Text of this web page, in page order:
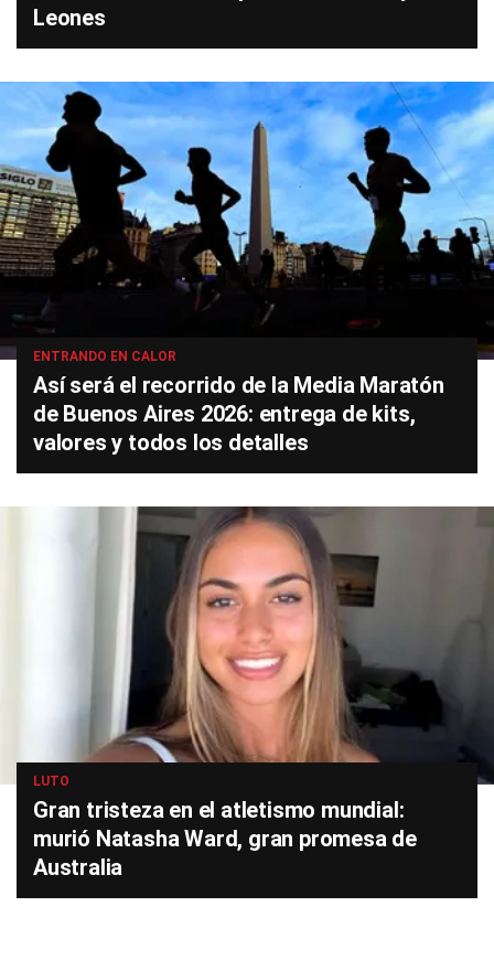
Leones
ENTRANDO EN CALOR
Así será el recorrido de la Media Maratón
de Buenos Aires 2026: entrega de kits,
valores y todos los detalles
LUTO
Gran tristeza en el atletismo mundial:
murió Natasha Ward, gran promesa de
Australia